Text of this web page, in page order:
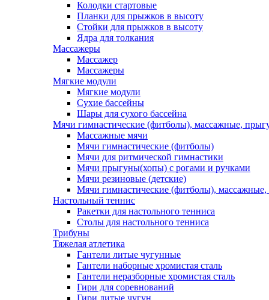
Колодки стартовые
Планки для прыжков в высоту
Стойки для прыжков в высоту
Ядра для толкания
Массажеры
Массажер
Массажеры
Мягкие модули
Мягкие модули
Сухие бассейны
Шары для сухого бассейна
Мячи гимнастические (фитболы), массажные,
Массажные мячи
Мячи гимнастические (фитболы)
Мячи для ритмической гимнастики
Мячи прыгуны(хопы) с рогами и ручками
Мячи резиновые (детские)
Мячи гимнастические (фитболы),
Настольный теннис
Ракетки для настольного тенниса
Столы для настольного тенниса
Трибуны
Тяжелая атлетика
Гантели литые чугунные
Гантели наборные хромистая сталь
Гантели неразборные хромистая сталь
Гири для соревнований
Гири литые чугун